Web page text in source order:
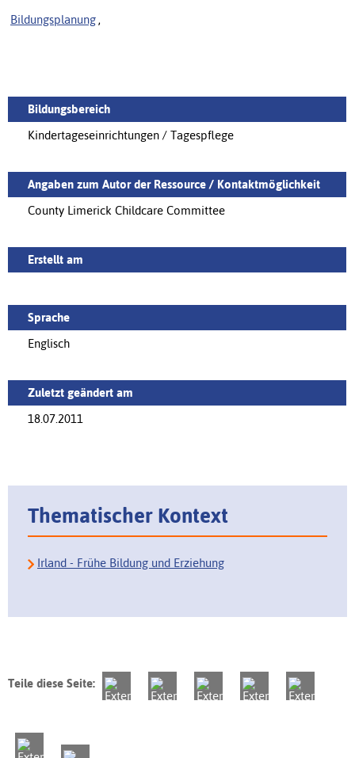
Bildungsplanung ,
Bildungsbereich
Kindertageseinrichtungen / Tagespflege
Angaben zum Autor der Ressource / Kontaktmöglichkeit
County Limerick Childcare Committee
Erstellt am
Sprache
Englisch
Zuletzt geändert am
18.07.2011
Thematischer Kontext
Irland - Frühe Bildung und Erziehung
Teile diese Seite: